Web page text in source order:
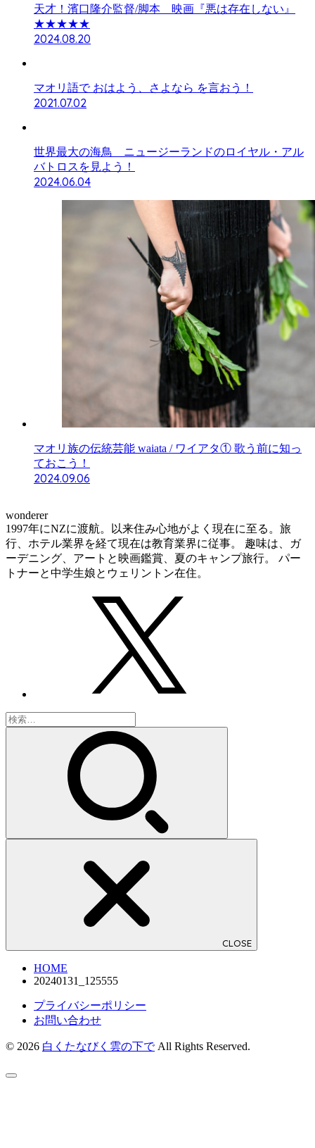
天才！濱口隆介監督/脚本 映画『悪は存在しない』
★★★★★
2024.08.20
マオリ語で おはよう、さよなら を言おう！
2021.07.02
世界最大の海鳥 ニュージーランドのロイヤル・アル
バトロスを見よう！
2024.06.04
マオリ族の伝統芸能 waiata / ワイアタ① 歌う前に知っ
ておこう！
2024.09.06
wonderer
1997年にNZに渡航。以来住み心地がよく現在に至る。旅
行、ホテル業界を経て現在は教育業界に従事。 趣味は、ガ
ーデニング、アートと映画鑑賞、夏のキャンプ旅行。 パー
トナーと中学生娘とウェリントン在住。
検
索:
CLOSE
HOME
20240131_125555
プライバシーポリシー
お問い合わせ
© 2026 白くたなびく雲の下でAll Rights Reserved.